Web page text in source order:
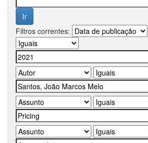
Filtros correntes: